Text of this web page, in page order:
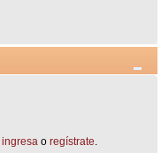
ingresao regístrate.